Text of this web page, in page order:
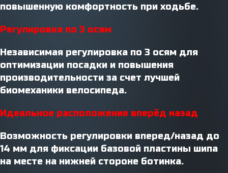
повышенную комфортность при ходьбе.
Регулировка по 3 осям
Независимая регулировка по 3 осям для
оптимизации посадки и повышения
производительности за счет лучшей
биомеханики велосипеда.
Идеальное расположение вперёд назад
Возможность регулировки вперед/назад до
14 мм для фиксации базовой пластины шипа
на месте на нижней стороне ботинка.